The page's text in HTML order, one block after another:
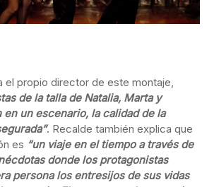
el propio director de este montaje,
de la talla de Natalia, Marta y
un escenario, la calidad de la
. Recalde también explica que
es “un viaje en el tiempo a través de
donde los protagonistas
persona los entresijos de sus vidas